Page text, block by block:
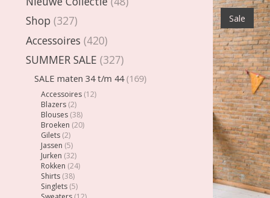
Shop (327)
Accessoires (420)
SUMMER SALE (327)
SALE maten 34 t/m 44 (169)
Accessoires (12)
Blazers (2)
Blouses (38)
Broeken (20)
Gilets (2)
Jassen (5)
Jurken (32)
Rokken (24)
Shirts (38)
Singlets (5)
Sale